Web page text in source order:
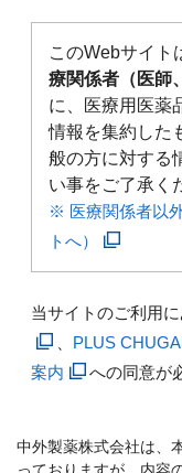
このWebサイト
療関係者（医師
に、医療用医薬
情報を集約した
般の方に対する
い事をご了承く
※ 医療関係者以
トへ）
当サイトのご利用に
PLUS
案内
への同意が
中外製薬株式会社は、
っておりますが、内容